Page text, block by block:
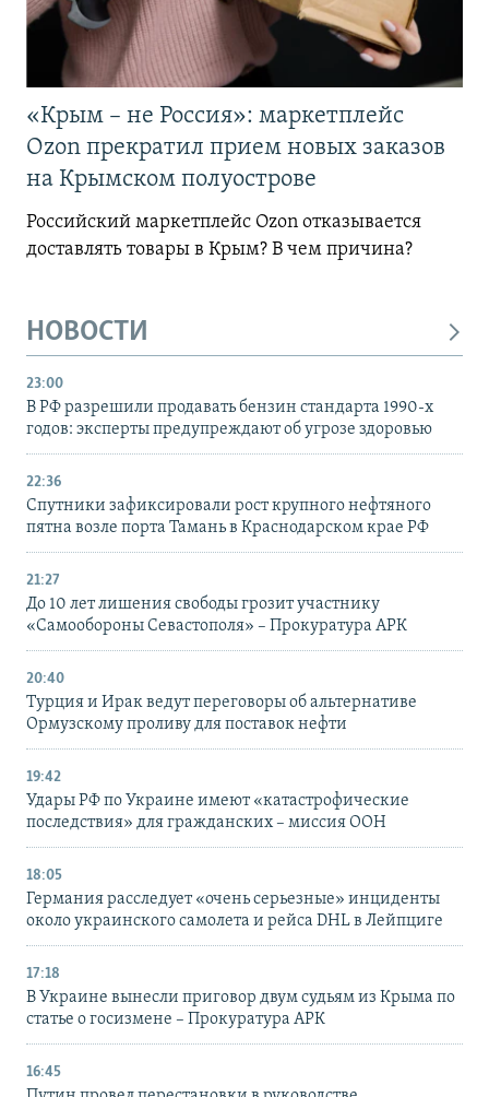
«Крым – не Россия»: маркетплейс
Ozon прекратил прием новых заказов
на Крымском полуострове
Российский маркетплейс Ozon отказывается
доставлять товары в Крым? В чем причина?
НОВОСТИ
23:00
В РФ разрешили продавать бензин стандарта 1990-х
годов: эксперты предупреждают об угрозе здоровью
22:36
Спутники зафиксировали рост крупного нефтяного
пятна возле порта Тамань в Краснодарском крае РФ
21:27
До 10 лет лишения свободы грозит участнику
«Самообороны Севастополя» – Прокуратура АРК
20:40
Турция и Ирак ведут переговоры об альтернативе
Ормузскому проливу для поставок нефти
19:42
Удары РФ по Украине имеют «катастрофические
последствия» для гражданских – миссия ООН
18:05
Германия расследует «очень серьезные» инциденты
около украинского самолета и рейса DHL в Лейпциге
17:18
В Украине вынесли приговор двум судьям из Крыма по
статье о госизмене – Прокуратура АРК
16:45